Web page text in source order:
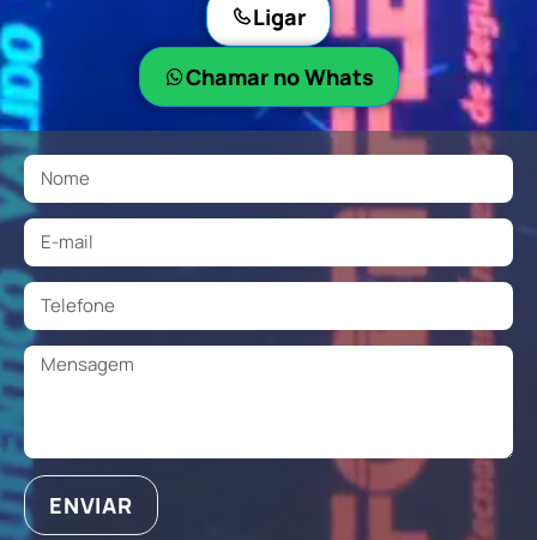
Ligar
Chamar no Whats
ENVIAR